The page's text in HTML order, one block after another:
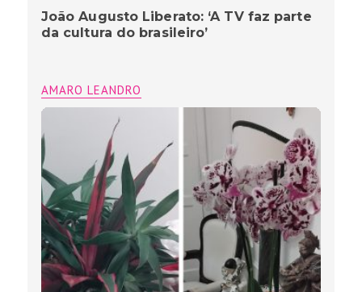
João Augusto Liberato: ‘A TV faz parte
da cultura do brasileiro’
AMARO LEANDRO